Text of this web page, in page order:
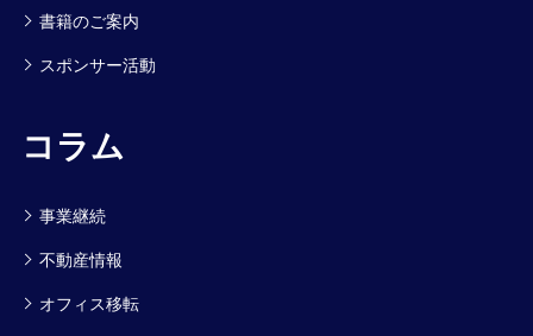
書籍のご案内
スポンサー活動
コラム
事業継続
不動産情報
オフィス移転